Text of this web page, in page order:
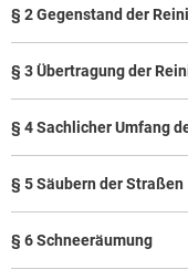
§ 2 Gegenstand der
§ 3 Übertragung der
§ 4 Sachlicher Umfang
§ 5 Säubern der Straßen
§ 6 Schneeräumung